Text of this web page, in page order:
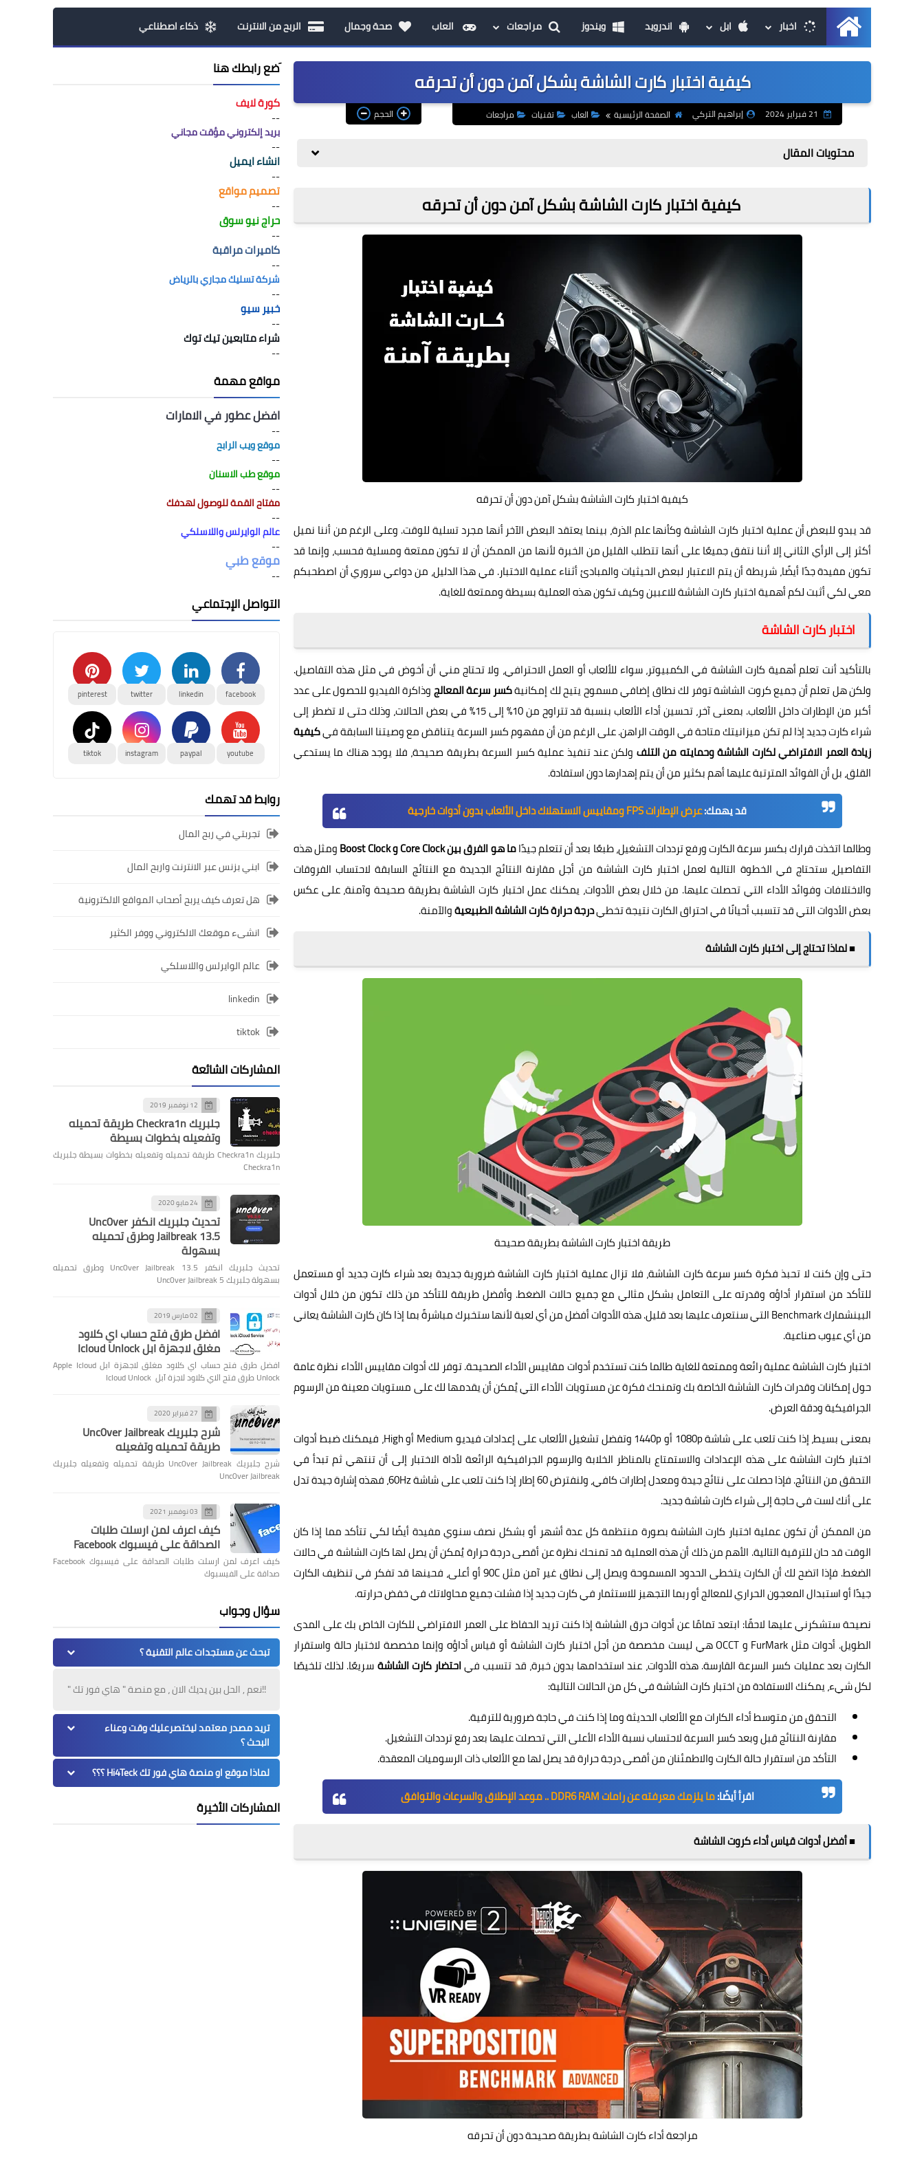
الرئيسيةاخبار ابل اندرويد ويندوز مراجعات العاب صحة وجمال الربح من الانترنت ذكاء اصطناعي
كيفية اختبار كارت الشاشة بشكل آمن دون أن تحرقه
إبراهيم التركي الصفحة الرئيسية العاب تقنيات مراجعات الحجم
محتويات المقال
كيفية اختبار كارت الشاشة بشكل آمن دون أن تحرقه
كيفية اختبار كارت الشاشة بشكل آمن دون أن تحرقه
قد يبدو للبعض أن عملية اختبار كارت الشاشة وكأنها علم الذرة، بينما يعتقد البعض الآخر أنها مجرد تسلية للوقت. وعلى الرغم من أننا نميل
أكثر إلى الرأي الثاني إلا أننا نتفق جميعًا على أنها تتطلب القليل من الخبرة لأنها من الممكن أن لا تكون ممتعة ومسلية فحسب، وإنما قد
تكون مفيدة جدًا أيضًا، شريطة أن يتم الاعتبار لبعض الحيثيات والمبادئ أثناء عملية الاختبار. في هذا الدليل، من دواعي سروري أن اصطحبكم
معي لكي أثبت لكم أهمية اختبار كارت الشاشة للاعبين وكيف تكون هذه العملية بسيطة وممتعة للغاية.
اختبار كارت الشاشة
بالتأكيد أنت تعلم أهمية كارت الشاشة في الكمبيوتر، سواء للألعاب أو العمل الاحترافي، ولا تحتاج مني أن أخوض في مثل هذه التفاصيل.
ولكن هل تعلم أن جميع كروت الشاشة توفر لك نطاق إضافي مسموح يتيح لك إمكانيةكسر سرعة المعالجوذاكرة الفيديو للحصول على عدد
أكبر من الإطارات داخل الألعاب. بمعنى آخر، تحسين أداء الألعاب بنسبة قد تتراوح من 10% إلى 15% في بعض الحالات، وذلك حتى لا تضطر إلى
شراء كارت جديد إذا لم تكن ميزانيتك متاحة في الوقت الراهن. على الرغم من أن مفهوم كسر السرعة يتناقض مع وصيتنا السابقة فيكيفية
زيادة العمر الافتراضي لكارت الشاشة وحمايته من التلف ولكن عند تنفيذ عملية كسر السرعة بطريقة صحيحة، فلا يوجد هناك ما يستدعي
القلق، بل أن الفوائد المترتبة عليها أهم بكثير من أن يتم إهدارها دون استفادة.
قد يهمك:عرض الإطارات FPS ومقاييس الاستهلاك داخل الألعاب بدون أدوات خارجية
وطالما اتخذت قرارك بكسر سرعة الكارت ورفع ترددات التشغيل، طبعًا بعد أن تتعلم جيدًاما هو الفرق بين Core Clock و Boost Clock
ومثل هذه
التفاصيل، ستحتاج في الخطوة التالية لعمل اختبار كارت الشاشة من أجل مقارنة النتائج الجديدة مع النتائج السابقة لاحتساب الفروقات
والاختلافات وفوائد الأداء التي تحصلت عليها. من خلال بعض الأدوات، يمكنك عمل اختبار كارت الشاشة بطريقة صحيحة وآمنة، على عكس
بعض الأدوات التي قد تتسبب أحيانًا في احتراق الكارت نتيجة تخطيدرجة حرارة كارت الشاشة الطبيعيةوالآمنة.
■ لماذا تحتاج إلى اختبار كارت الشاشة
طريقة اختبار كارت الشاشة بطريقة صحيحة
حتى وإن كنت لا تحبذ فكرة كسر سرعة كارت الشاشة، فلا تزال عملية اختبار كارت الشاشة ضرورية جديدة بعد شراء كارت جديد أو مستعمل
للتأكد من استقرار أداؤه وقدرته على التعامل بشكل مثالي مع جميع حالات الضغط. وأفضل طريقة للتأكد من ذلك تكون من خلال أدوات
البينشمارك Benchmark التي سنتعرف عليها بعد قليل. هذه الأدوات أفضل من أي لعبة لأنها ستخبرك مباشرةً بما إذا كان كارت الشاشة يعاني
من أي عيوب صناعية.
اختبار كارت الشاشة عملية رائعة وممتعة للغاية طالما كنت تستخدم أدوات مقاييس الأداء الصحيحة. توفر لك أدوات مقاييس الأداء نظرة عامة
حول إمكانات وقدرات كارت الشاشة الخاصة بك وتمنحك فكرة عن مستويات الأداء التي يُمكن أن يقدمها لك على مستويات معينة من الرسوم
الجرافيكية ودقة العرض.
بمعنى بسيط، إذا كنت تلعب على شاشة 1080p أو 1440p وتفضل تشغيل الألعاب على إعدادات فيديو Medium أو High، فيمكنك ضبط أدوات
اختبار كارت الشاشة على هذه الإعدادات والاستمتاع بالمناظر الخلابة والرسوم الجرافيكية الرائعة لأداة الاختبار إلى أن تنتهي ثم تبدأ في
التحقق من النتائج. فإذا حصلت على نتائج جيدة ومعدل إطارات كافي، ولنفترض 60 إطار إذا كنت تلعب على شاشة 60Hz، فهذه إشارة جيدة تدل
على أنك لست في حاجة إلى شراء كارت شاشة جديد.
من الممكن أن تكون عملية اختبار كارت الشاشة بصورة منتظمة كل عدة أشهر أو بشكل نصف سنوي مفيدة أيضًا لكي تتأكد مما إذا كان
الوقت قد حان للترقية التالية. الأهم من ذلك أن هذه العملية قد تمنحك نظرة عن أقصى درجة حرارة يُمكن أن يصل لها كارت الشاشة في حالات
الضغط. فإذا اتضح لك أن الكارت يتخطى الحدود المسموحة ويصل إلى نطاق غير آمن مثل 90C أو أعلى، فحينها قد تفكر في تنظيف الكارت
جيدًا أو استبدال المعجون الحراري للمعالج أو ربما التجهيز للاستثمار في كارت جديد إذا فشلت جميع محاولاتك في خفض حرارته.
نصيحة ستشكرني عليها لاحقًا: ابتعد تمامًا عن أدوات حرق الشاشة إذا كنت تريد الحفاظ على العمر الافتراضي للكارت الخاص بك على المدى
الطويل. أدوات مثل FurMark و OCCT هي ليست مخصصة من أجل اختبار كارت الشاشة أو قياس أداؤه وإنما مخصصة لاختبار حالة واستقرار
الكارت بعد عمليات كسر السرعة القارسة. هذه الأدوات، عند استخدامها بدون خبرة، قد تتسبب فياحتضار كارت الشاشةسريعًا. لذلك تلخيصًا
لكل شيء، يمكنك الاستفادة من اختبار كارت الشاشة في كل من الحالات التالية:
التحقق من متوسط أداء الكارات مع الألعاب الحديثة وما إذا كنت في حاجة ضرورية للترقية.
مقارنة النتائج قبل وبعد كسر السرعة لاحتساب نسبة الأداء الأعلى التي تحصلت عليها بعد رفع ترددات التشغيل.
التأكد من استقرار حالة الكارت والاطمئنان من أقصى درجة حرارة قد يصل لها مع الألعاب ذات الرسوميات المعقدة.
اقرأ أيضًا:ما يلزمك معرفته عن رامات DDR6 RAM .. موعد الإطلاق والسرعات والتوافق
■ أفضل أدوات قياس أداء كروت الشاشة
مراجعة أداء كارت الشاشة بطريقة صحيحة دون أن تحرقه
َضع رابطك هنا
كورة لايف
--
بريد إلكتروني مؤقت مجاني
--
انشاء ايميل
--
تصميم مواقع
--
حراج نيو سوق
--
كاميرات مراقبة
--
شركة تسليك مجاري بالرياض
--
خبير سيو
--
شراء متابعين تيك توك
--
مواقع مهمة
افضل عطور في الامارات
--
موقع ويب الرابح
--
موقع طب الاسنان
--
مفتاح القمة للوصول لهدفك
--
عالم الوايرلس واللاسلكي
--
موقع طبي
--
التواصل الإجتماعي
facebook
linkedin
twitter
pinterest
youtube
paypal
instagram
tiktok
روابط قد تهمك
تجربتي في ربح المال
ابني بزنس عبر الانترنت واربح المال
هل تعرف كيف يربح أصحاب المواقع الالكترونية
انشىء موقعك الالكتروني ووفر الكثير
عالم الوايرلس واللاسلكي
linkedin
tiktok
المشاركات الشائعة
12 نوفمبر 2019
جلبريك Checkra1n طريقة تحميله
وتفعيله بخطوات بسيطة
جلبريك Checkra1n طريقة تحميله وتفعيله بخطوات بسيطة جلبريك
Checkra1n
24 مايو 2020
تحديث جلبريك انكفر Unc0ver
Jailbreak 13.5 وطرق تحميله
بسهولة
تحديث جلبريك انكفر Unc0ver Jailbreak 13.5 وطرق تحميله
بسهولة جلبريك Unc0ver Jailbreak 5
02 مارس 2019
افضل طرق فتح حساب اي كلاود
مغلق لاجهزة ابل Icloud Unlock
افضل طرق فتح حساب اي كلاود مغلق لاجهزة ابل Apple Icloud
Unlock طرق فتح الاي كلاود لاجزة آبل Icloud Unlock
27 فبراير 2020
شرح جلبريك Unc0ver Jailbreak
طريقة تحميله وتفعيله
شرح جلبريك Unc0ver Jailbreak طريقة تحميله وتفعيله جلبريك
Unc0ver Jailbreak
03 نوفمبر 2021
كيف اعرف لمن ارسلت طلبات
الصداقة على فيسبوك Facebook
كيف اعرف لمن ارسلت طلبات الصداقة على فيسبوك Facebook
صداقة على الفيسبوك
سؤال وجواب
تبحث عن مستجدات عالم التقنية ؟
!!نعم , الحل بين يديك الان ، مع منصة " هاي فور تك "
تريد مصدر معتمد ليختصرعليك وقت وعناء
البحث ؟
لماذا موقع او منصة هاي فور تك Hi4Teck ؟؟؟
المشاركات الأخيرة